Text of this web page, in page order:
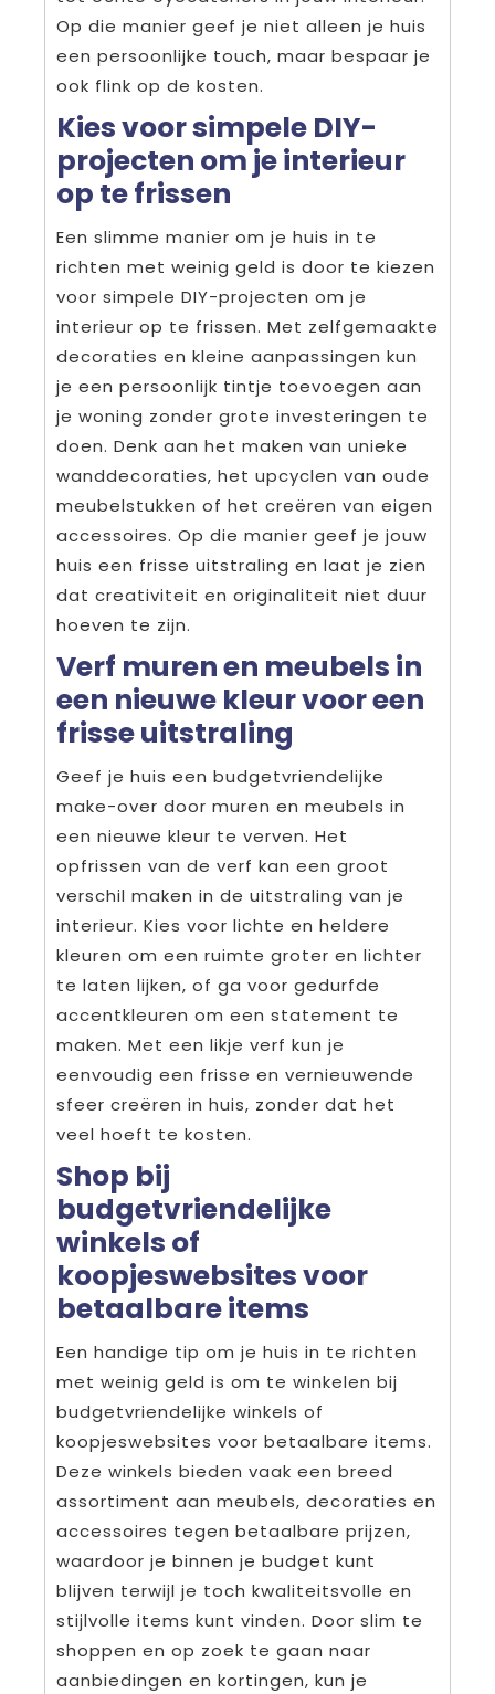
Op die manier geef je niet alleen je huis
een persoonlijke touch, maar bespaar je
ook flink op de kosten.
Kies voor simpele DIY-
projecten om je interieur
op te frissen
Een slimme manier om je huis in te
richten met weinig geld is door te kiezen
voor simpele DIY-projecten om je
interieur op te frissen. Met zelfgemaakte
decoraties en kleine aanpassingen kun
je een persoonlijk tintje toevoegen aan
je woning zonder grote investeringen te
doen. Denk aan het maken van unieke
wanddecoraties, het upcyclen van oude
meubelstukken of het creëren van eigen
accessoires. Op die manier geef je jouw
huis een frisse uitstraling en laat je zien
dat creativiteit en originaliteit niet duur
hoeven te zijn.
Verf muren en meubels in
een nieuwe kleur voor een
frisse uitstraling
Geef je huis een budgetvriendelijke
make-over door muren en meubels in
een nieuwe kleur te verven. Het
opfrissen van de verf kan een groot
verschil maken in de uitstraling van je
interieur. Kies voor lichte en heldere
kleuren om een ruimte groter en lichter
te laten lijken, of ga voor gedurfde
accentkleuren om een statement te
maken. Met een likje verf kun je
eenvoudig een frisse en vernieuwende
sfeer creëren in huis, zonder dat het
veel hoeft te kosten.
Shop bij
budgetvriendelijke
winkels of
koopjeswebsites voor
betaalbare items
Een handige tip om je huis in te richten
met weinig geld is om te winkelen bij
budgetvriendelijke winkels of
koopjeswebsites voor betaalbare items.
Deze winkels bieden vaak een breed
assortiment aan meubels, decoraties en
accessoires tegen betaalbare prijzen,
waardoor je binnen je budget kunt
blijven terwijl je toch kwaliteitsvolle en
stijlvolle items kunt vinden. Door slim te
shoppen en op zoek te gaan naar
aanbiedingen en kortingen, kun je